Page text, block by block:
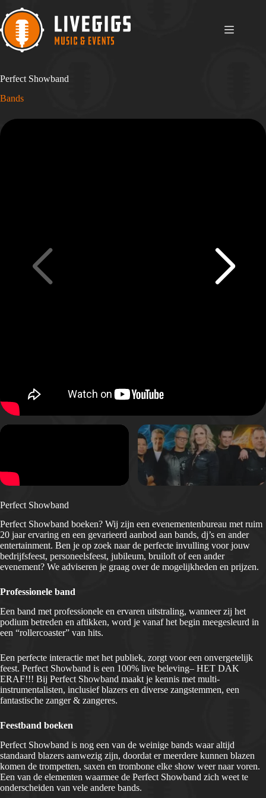
naar
de
inhoud
Perfect Showband
Bands
Perfect Showband
Perfect Showband boeken? Wij zijn een evenementenbureau met ruim
20 jaar ervaring en een gevarieerd aanbod aan bands, dj’s en ander
entertainment. Ben je op zoek naar de perfecte invulling voor jouw
bedrijfsfeest, personeelsfeest, jubileum, bruiloft of een ander
evenement? We adviseren je graag over de mogelijkheden en prijzen.
Professionele band
Een band met professionele en ervaren uitstraling, wanneer zij het
podium betreden en aftikken, word je vanaf het begin meegesleurd in
een “rollercoaster” van hits.
Een perfecte interactie met het publiek, zorgt voor een onvergetelijk
feest. Perfect Showband is een 100% live beleving– HET DAK
ERAF!!! Bij Perfect Showband maakt je kennis met multi-
instrumentalisten, inclusief blazers en diverse zangstemmen, een
fantastische zanger & zangeres.
Feestband boeken
Perfect Showband is nog een van de weinige bands waar altijd
standaard blazers aanwezig zijn, doordat er meerdere kunnen blazen
komen de trompetten, saxen en trombone elke show weer naar voren.
Een van de elementen waarmee de Perfect Showband zich weet te
onderscheiden van vele andere bands.